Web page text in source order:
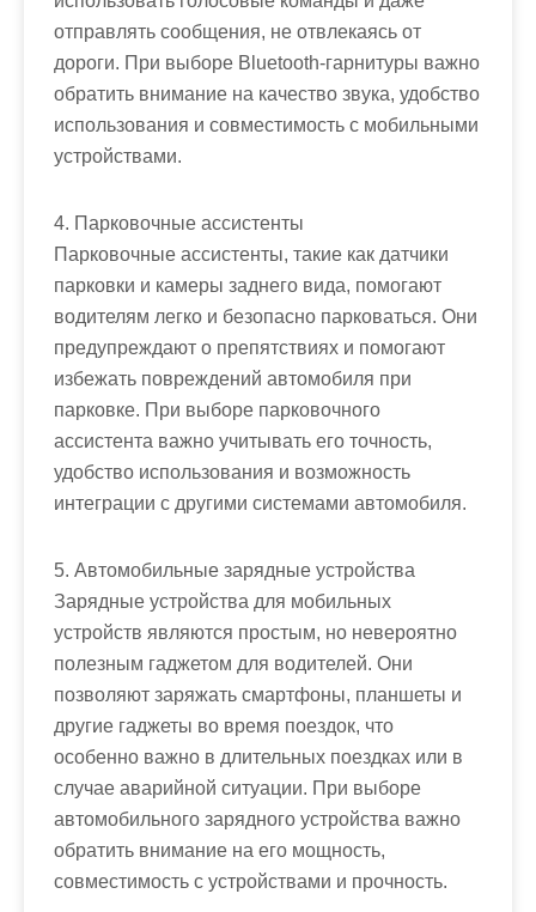
отправлять сообщения, не отвлекаясь от
дороги. При выборе Bluetooth-гарнитуры важно
обратить внимание на качество звука, удобство
использования и совместимость с мобильными
устройствами.
4. Парковочные ассистенты
Парковочные ассистенты, такие как датчики
парковки и камеры заднего вида, помогают
водителям легко и безопасно парковаться. Они
предупреждают о препятствиях и помогают
избежать повреждений автомобиля при
парковке. При выборе парковочного
ассистента важно учитывать его точность,
удобство использования и возможность
интеграции с другими системами автомобиля.
5. Автомобильные зарядные устройства
Зарядные устройства для мобильных
устройств являются простым, но невероятно
полезным гаджетом для водителей. Они
позволяют заряжать смартфоны, планшеты и
другие гаджеты во время поездок, что
особенно важно в длительных поездках или в
случае аварийной ситуации. При выборе
автомобильного зарядного устройства важно
обратить внимание на его мощность,
совместимость с устройствами и прочность.